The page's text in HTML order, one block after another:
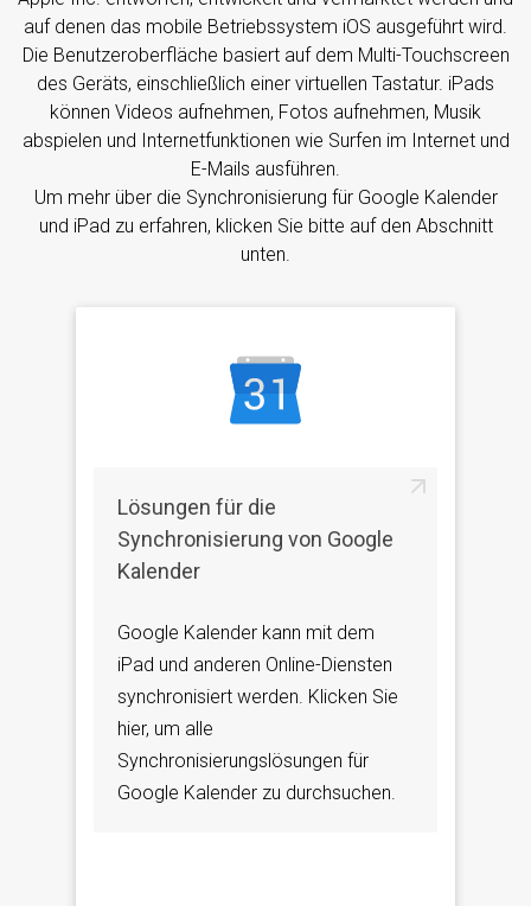
auf denen das mobile Betriebssystem iOS ausgeführt wird.
Die Benutzeroberfläche basiert auf dem Multi-Touchscreen
des Geräts, einschließlich einer virtuellen Tastatur. iPads
können Videos aufnehmen, Fotos aufnehmen, Musik
abspielen und Internetfunktionen wie Surfen im Internet und
E-Mails ausführen.
Um mehr über die Synchronisierung für Google Kalender
und iPad zu erfahren, klicken Sie bitte auf den Abschnitt
unten.
Lösungen für die
Synchronisierung von Google
Kalender
Google Kalender kann mit dem
iPad und anderen Online-Diensten
synchronisiert werden. Klicken Sie
hier, um alle
Synchronisierungslösungen für
Google Kalender zu durchsuchen.